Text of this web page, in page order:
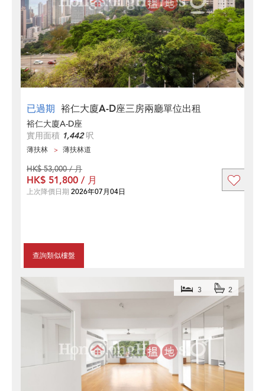
已過期 裕仁大廈A-D座三房兩廳單位出租
裕仁大廈A-D座
實用面積 1,442呎
薄扶林 薄扶林道
查詢類似樓盤
HK$ 53,000 / 月
HK$ 51,800 / 月
上次降價日期 2026年07月04日
3 2